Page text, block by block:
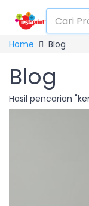
Home Blog
Blog
Hasil pencarian